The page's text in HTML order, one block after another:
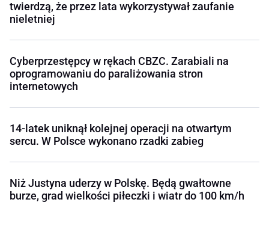
twierdzą, że przez lata wykorzystywał zaufanie
nieletniej
Cyberprzestępcy w rękach CBZC. Zarabiali na
oprogramowaniu do paraliżowania stron
internetowych
14-latek uniknął kolejnej operacji na otwartym
sercu. W Polsce wykonano rzadki zabieg
Niż Justyna uderzy w Polskę. Będą gwałtowne
burze, grad wielkości piłeczki i wiatr do 100 km/h